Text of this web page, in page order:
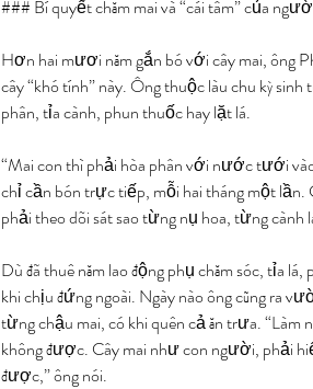
### Bí quyết chăm mai và “cái tâm” của
Hơn hai mươi năm gắn bó với cây mai, ông
cây “khó tính” này. Ông thuộc làu chu kỳ
phân, tỉa cành, phun thuốc hay lặt lá.
“Mai con thì phải hòa phân với nước tưới
chỉ cần bón trực tiếp, mỗi hai tháng một lần.
phải theo dõi sát sao từng nụ hoa, từng cành
Dù đã thuê năm lao động phụ chăm sóc, tỉa
khi chịu đứng ngoài. Ngày nào ông cũng ra
từng chậu mai, có khi quên cả ăn trưa. “Làm
không được. Cây mai như con người, phải
được,” ông nói.